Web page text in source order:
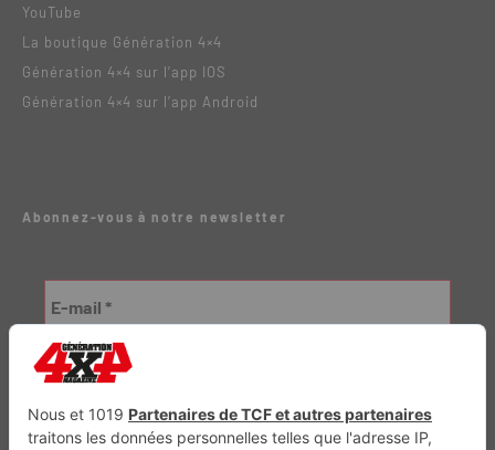
YouTube
La boutique Génération 4×4
Génération 4×4 sur l’app IOS
Génération 4×4 sur l’app Android
Abonnez-vous à notre newsletter